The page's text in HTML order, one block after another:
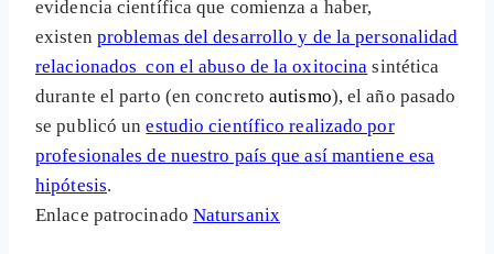
evidencia científica que comienza a haber,
existen problemas del desarrollo y de la personalidad
relacionados con el abuso de la oxitocina sintética
durante el parto (en concretoautismo), el año pasado
se publicó unestudio científico realizado por
profesionales de nuestro país que así mantiene esa
hipótesis.
Enlace patrocinado Natursanix